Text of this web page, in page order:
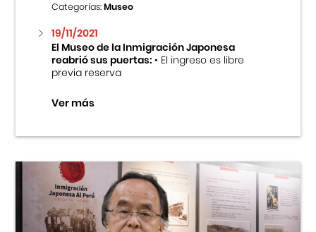
Categorías:Museo
19/11/2021
El Museo de la Inmigración Japonesa
reabrió sus puertas:• El ingreso es libre
previa reserva
Ver más